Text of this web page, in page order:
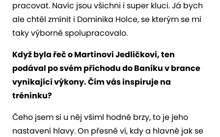
pracovat. Navíc jsou všichni i super kluci. Já bych
ale chtěl zmínit i Dominika Holce, se kterým se mi
taky výborně spolupracovalo.
Když byla řeč o Martinovi Jedličkovi, ten
podával po svém příchodu do Baníku v brance
vynikající výkony. Čím vás inspiruje na
tréninku?
Čeho jsem si u něj všiml hodně brzy, to je jeho
nastavení hlavy. On přesně ví, kdy a hlavně jak se